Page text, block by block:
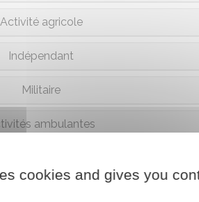
Activité agricole
Indépendant
Militaire
ambulantes
cookies and gives you